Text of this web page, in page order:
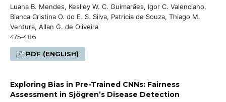
Luana B. Mendes, Keslley W. C. Guimarães, Igor C. Valenciano,
Bianca Cristina O. do E. S. Silva, Patricia de Souza, Thiago M.
Ventura, Allan G. de Oliveira
475-486
PDF (ENGLISH)
Exploring Bias in Pre-Trained CNNs: Fairness
Assessment in Sjögren’s Disease Detection